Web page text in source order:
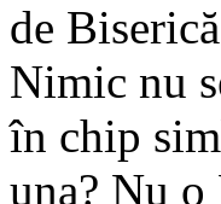
de
Nimic nu
în chip
una? Nu